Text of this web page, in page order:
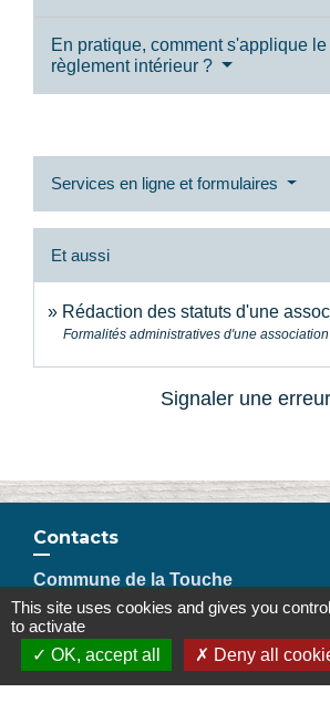
En pratique, comment s'applique le
règlement intérieur ?
Services en ligne et formulaires
Et aussi
Rédaction des statuts d'une
Formalités administratives d'une association
Signaler une
Contacts
Commune de la Touche
67, route de Portes
26160 La Touche - FRANCE
+33 4 75 53 90 10
Contact par formulaire
This site uses cookies and gives you
to activate
OK, accept all
Deny all